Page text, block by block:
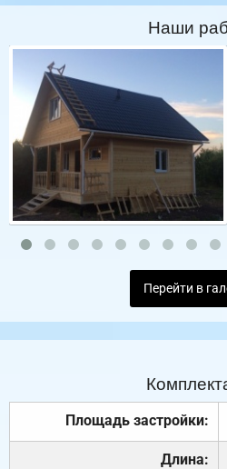
Наши
Перейти в
Площадь застройки:
Длина: